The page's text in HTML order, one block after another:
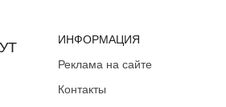
ИНФОРМАЦИЯ
Реклама на сайте
Контакты